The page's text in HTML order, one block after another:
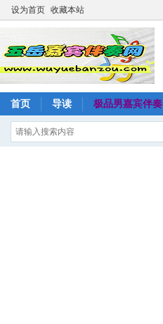
设为首页 收藏本站
首页 导读 极品男嘉宾伴奏